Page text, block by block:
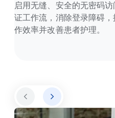
启用无缝、安全的无密码
证工作流，消除登录障碍
作效率并改善患者护理。